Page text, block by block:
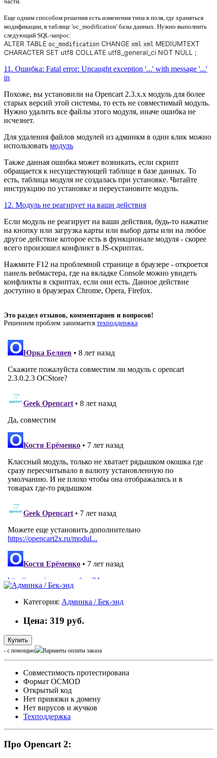
Еще одним способом решения есть изменения типа в поля, где храняться
модификации, в таблице 'oc_modification' базы данных. Нужно выполнить
следующий SQL-запрос:
ALTER TABLE oc_modification CHANGE xml xml MEDIUMTEXT
CHARACTER SET utf8 COLLATE utf8_general_ci NOT NULL ;
11. Ошибка: Fatal error: Uncaught exception '...' with message '...'
in
Похоже, вы установили на Opencart 2.3.x.x модуль для более
старых версий этой системы, то есть не совместимый модуль.
Нужно удалить все файлы этого модуля, иначе ошибка не
исчезнет.
Для удаления файлов модулей из админкм в один клик можно
использовать модуль
Также данная ошибка может возникать, если скрипт
обращается к несуществующей таблице в базе данных. То
есть, таблица модуля не создалась при установке. Читайте
инструкцию по установке и переустановите модуль.
12. Модуль не реагирует на ваши действия
Если модуль не реагирует на ваши действия, будь-то нажатие
на кнопку или загрузка карты или выбор даты или на любое
другое действие которое есть в функционале модуля - скорее
всего произошел конфликт в JS-скриптах.
Нажмите F12 на проблемной странице в браузере - откроется
панель вебмастера, где на вкладке Console можно увидеть
конфликты в скриптах, если они есть. Данное действие
доступно в браузерах Chrome, Opera, Firefox.
Это раздел отзывов, комментариев и вопросов!
Решением проблем занимается техподдержка
Категория: Админка / Бек-энд
Цена: 319 руб.
Купить
- с помощью
Cовместимость протестирована
Формат OCMOD
Открытый код
Нет привязки к домену
Нет вирусов и жучков
Техподдержка
Про Opencart 2: